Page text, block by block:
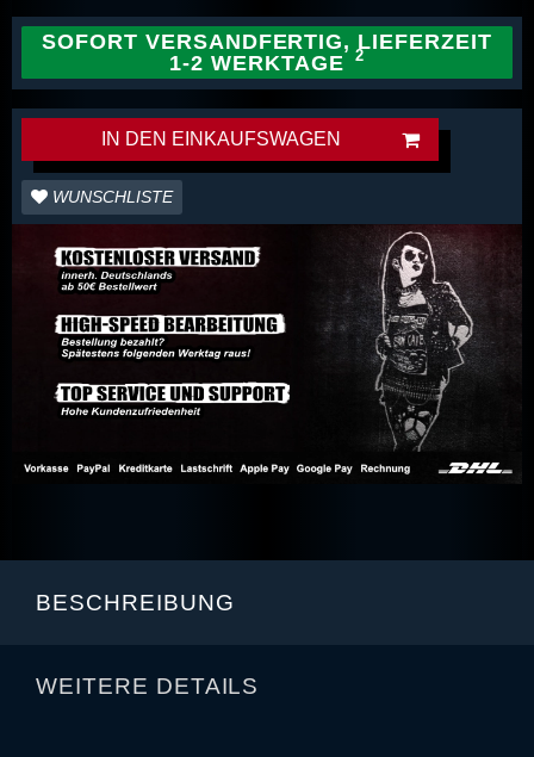
SOFORT VERSANDFERTIG, LIEFERZEIT
1-2 WERKTAGE
IN DEN EINKAUFSWAGEN
WUNSCHLISTE
BESCHREIBUNG
WEITERE DETAILS